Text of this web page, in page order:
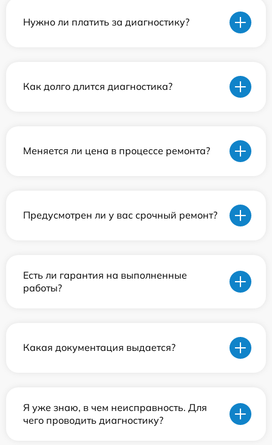
Нужно ли платить за диагностику?
Как долго длится диагностика?
Меняется ли цена в процессе ремонта?
Предусмотрен ли у вас срочный ремонт?
Есть ли гарантия на выполненные
работы?
Какая документация выдается?
Я уже знаю, в чем неисправность. Для
чего проводить диагностику?